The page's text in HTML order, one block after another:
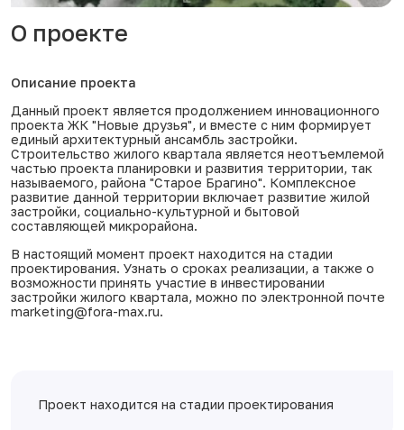
О проекте
Описание проекта
Данный проект является продолжением инновационного
проекта ЖК "Новые друзья", и вместе с ним формирует
единый архитектурный ансамбль застройки.
Строительство жилого квартала является неотъемлемой
частью проекта планировки и развития территории, так
называемого, района "Старое Брагино". Комплексное
развитие данной территории включает развитие жилой
застройки, социально-культурной и бытовой
составляющей микрорайона.
В настоящий момент проект находится на стадии
проектирования. Узнать о сроках реализации, а также о
возможности принять участие в инвестировании
застройки жилого квартала, можно по электронной почте
marketing@fora-max.ru.
Проект находится на стадии проектирования